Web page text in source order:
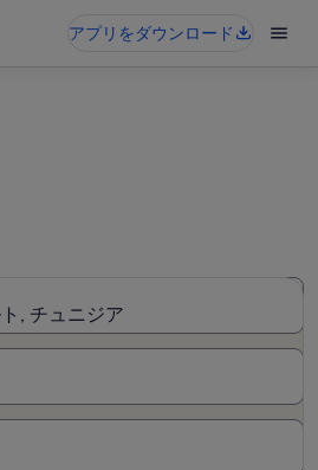
アプリをダウンロード
, チュニジア